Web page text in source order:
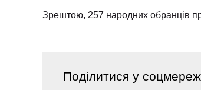
Зрештою, 257 народних обранців
Поділитися у